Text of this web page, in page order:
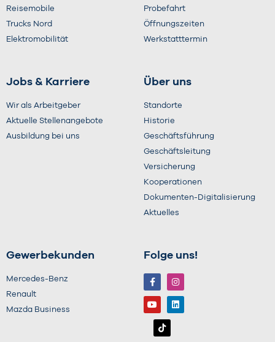
Reisemobile
Trucks Nord
Elektromobilität
Probefahrt
Öffnungszeiten
Werkstatttermin
Jobs & Karriere
Wir als Arbeitgeber
Aktuelle Stellenangebote
Ausbildung bei uns
Über uns
Standorte
Historie
Geschäftsführung
Geschäftsleitung
Versicherung
Kooperationen
Dokumenten-Digitalisierung
Aktuelles
Gewerbekunden
Mercedes-Benz
Renault
Mazda Business
Folge uns!